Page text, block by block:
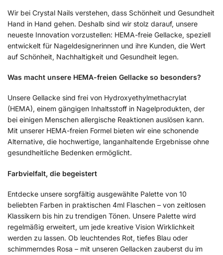
Wir bei Crystal Nails verstehen, dass Schönheit und Gesundheit
Hand in Hand gehen. Deshalb sind wir stolz darauf, unsere
neueste Innovation vorzustellen: HEMA-freie Gellacke, speziell
entwickelt für Nageldesignerinnen und ihre Kunden, die Wert
auf Schönheit, Nachhaltigkeit und Gesundheit legen.
Was macht unsere HEMA-freien Gellacke so besonders?
Unsere Gellacke sind frei von Hydroxyethylmethacrylat
(HEMA), einem gängigen Inhaltsstoff in Nagelprodukten, der
bei einigen Menschen allergische Reaktionen auslösen kann.
Mit unserer HEMA-freien Formel bieten wir eine schonende
Alternative, die hochwertige, langanhaltende Ergebnisse ohne
gesundheitliche Bedenken ermöglicht.
Farbvielfalt, die begeistert
Entdecke unsere sorgfältig ausgewählte Palette von 10
beliebten Farben in praktischen 4ml Flaschen – von zeitlosen
Klassikern bis hin zu trendigen Tönen. Unsere Palette wird
regelmäßig erweitert, um jede kreative Vision Wirklichkeit
werden zu lassen. Ob leuchtendes Rot, tiefes Blau oder
schimmerndes Rosa – mit unseren Gellacken zauberst du im